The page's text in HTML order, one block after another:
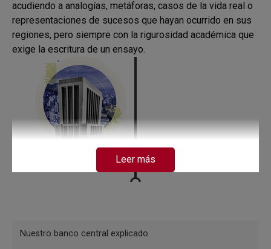
acudiendo a analogías, metáforas, casos de la vida real o
representaciones de sucesos que hayan ocurrido en sus
regiones, pero siempre con la rigurosidad académica que
exige la escritura de un ensayo.
VIERNES, 14 DE FEBRERO DE
independencia del Banco
Leer más
Menu
Nuestro banco central explicado